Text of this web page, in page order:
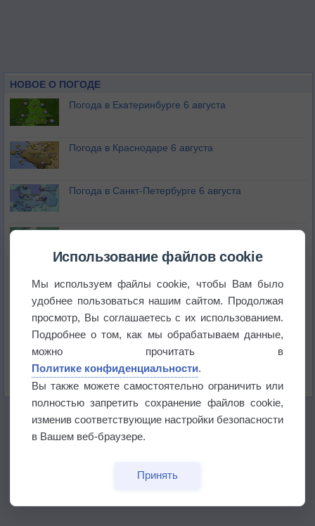
НОВОЕ О ПОГОДЕ
Погода в Екатеринбурге 6 августа
Погода в Краснодаре 6 августа
Погода в Санкт-Петербурге 6 августа
Погода в Москве 6 августа
историю
В Центральной России наступают самые жаркие
дни этого лета
Дневная температура воздуха в ОАЭ превысила
+51°
Использование файлов cookie
Мы используем файлы cookie, чтобы Вам было
удобнее пользоваться нашим сайтом. Продолжая
просмотр, Вы соглашаетесь с их использованием.
Подробнее о том, как мы обрабатываем данные,
можно прочитать в
Политике конфиденциальности.
Вы также можете самостоятельно ограничить или
полностью запретить сохранение файлов cookie,
изменив соответствующие настройки безопасности
в Вашем веб-браузере.
Принять